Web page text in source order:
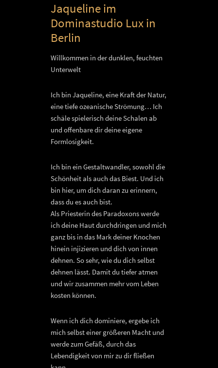
Jaqueline im
Dominastudio Lux in
Berlin
Willkommen in der dunklen, feuchten
Unterwelt
Ich bin Jaqueline, eine Kraft der Natur,
eine tiefe ozeanische Strömung… Ich
schäle spielerisch deine Schalen ab
und offenbare dir deine eigene
Formlosigkeit.
Ich bin ein Gestaltwandler, sowohl die
Schönheit als auch das Biest. Und ich
bin hier, um dich daran zu erinnern,
dass du es auch bist.
Als Priesterin des Paradoxons werde
ich deine Haut durchdringen und mich
ganz bis in das Mark deiner Knochen
hinein injizieren und dich von innen
dehnen. So sehr, wie du dich selbst
dehnen lässt. Damit du tiefer atmen
und wir zusammen mehr vom Leben
kosten können.
Wenn ich dich dominiere, ergebe ich
mich selbst einer größeren Macht und
werde zum Gefäß, durch das
Lebendigkeit von mir zu dir fließen